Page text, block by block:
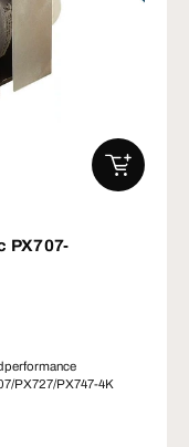
PX707-
PX727/PX747-4K
IN DEN